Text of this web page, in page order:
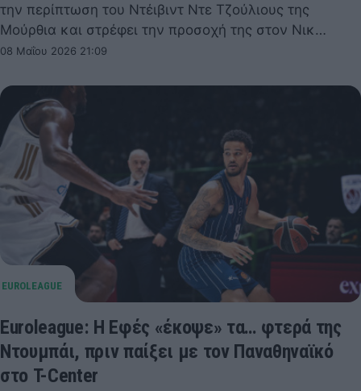
την περίπτωση του Ντέιβιντ Ντε Τζούλιους της
Μούρθια και στρέφει την προσοχή της στον Νικ…
08 Μαΐου 2026 21:09
Euroleague: Η Εφές «έκοψε» τα… φτερά της
Ντουμπάι, πριν παίξει με τον Παναθηναϊκό
στο T-Center